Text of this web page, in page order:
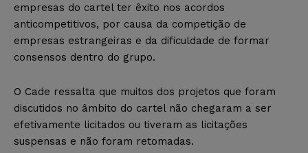
empresas do cartel ter êxito nos acordos
anticompetitivos, por causa da competição de
empresas estrangeiras e da dificuldade de formar
consensos dentro do grupo.
O Cade ressalta que muitos dos projetos que foram
discutidos no âmbito do cartel não chegaram a ser
efetivamente licitados ou tiveram as licitações
suspensas e não foram retomadas.